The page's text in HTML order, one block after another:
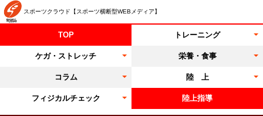
スポーツクラウド【スポーツ横断型WEBメディア】
TOP トレーニング
ケガ・ストレッチ 栄養・食事
コラム 陸 上
フィジカルチェック 陸上指導